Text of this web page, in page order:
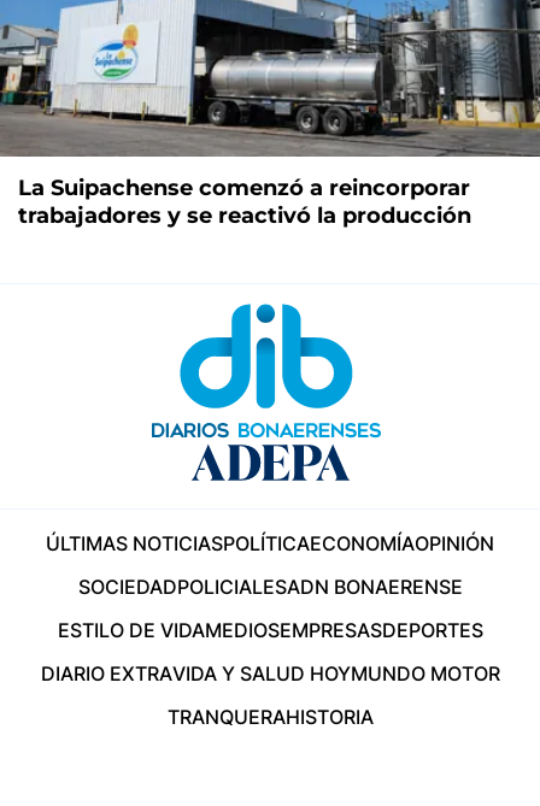
La Suipachense comenzó a reincorporar
trabajadores y se reactivó la producción
ÚLTIMAS NOTICIASPOLÍTICAECONOMÍAOPINIÓN
SOCIEDADPOLICIALESADN BONAERENSE
ESTILO DE VIDAMEDIOSEMPRESASDEPORTES
DIARIO EXTRAVIDA Y SALUD HOYMUNDO MOTOR
TRANQUERAHISTORIA